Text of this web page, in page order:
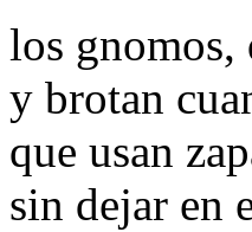
los gnomos,
y brotan
que usan
sin dejar en